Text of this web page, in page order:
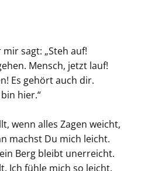
sagt: „Steh auf!
Mensch, jetzt lauf!
Es gehört auch dir.
hier.“
wenn alles Zagen weicht,
machst Du mich leicht.
Berg bleibt unerreicht.
Ich fühle mich so leicht.